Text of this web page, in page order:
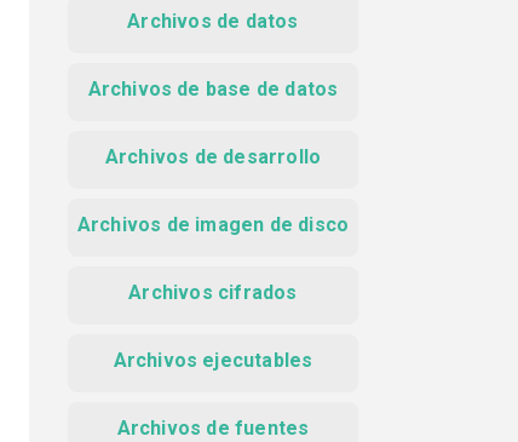
Archivos de datos
Archivos de base de datos
Archivos de desarrollo
Archivos de imagen de disco
Archivos cifrados
Archivos ejecutables
Archivos de fuentes